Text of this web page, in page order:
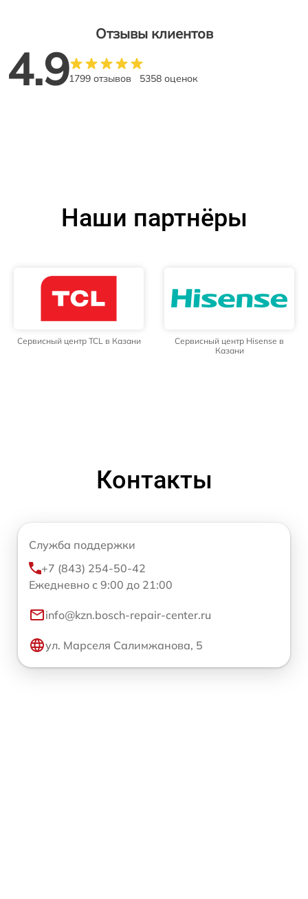
Отзывы клиентов
4.91799 отзывов 5358 оценок
Наши партнёры
Сервисный центр TCL в Казани
Сервисный центр Hisense в
Казани
Контакты
Служба поддержки
+7 (843) 254-50-42
Ежедневно с 9:00 до 21:00
info@kzn.bosch-repair-center.ru
ул. Марселя Салимжанова, 5